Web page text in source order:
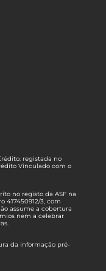
registada no
Vinculado com o
no registo da ASF na
417450912/3, com
assume a cobertura
nem a celebrar
da informação pré-